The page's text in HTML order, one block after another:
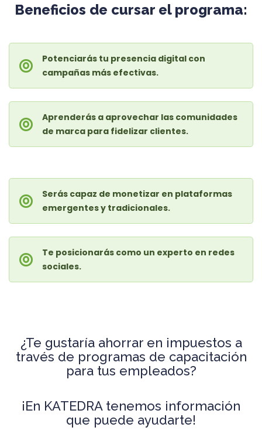
Beneficios de cursar el programa:
Potenciarás tu presencia digital con
campañas más efectivas.
Aprenderás a aprovechar las comunidades
de marca para fidelizar clientes.
Serás capaz de monetizar en plataformas
emergentes y tradicionales.
Te posicionarás como un experto en redes
sociales.
¿Te gustaría ahorrar en impuestos a
través de programas de capacitación
para tus empleados?
¡En KATEDRA tenemos información
que puede ayudarte!